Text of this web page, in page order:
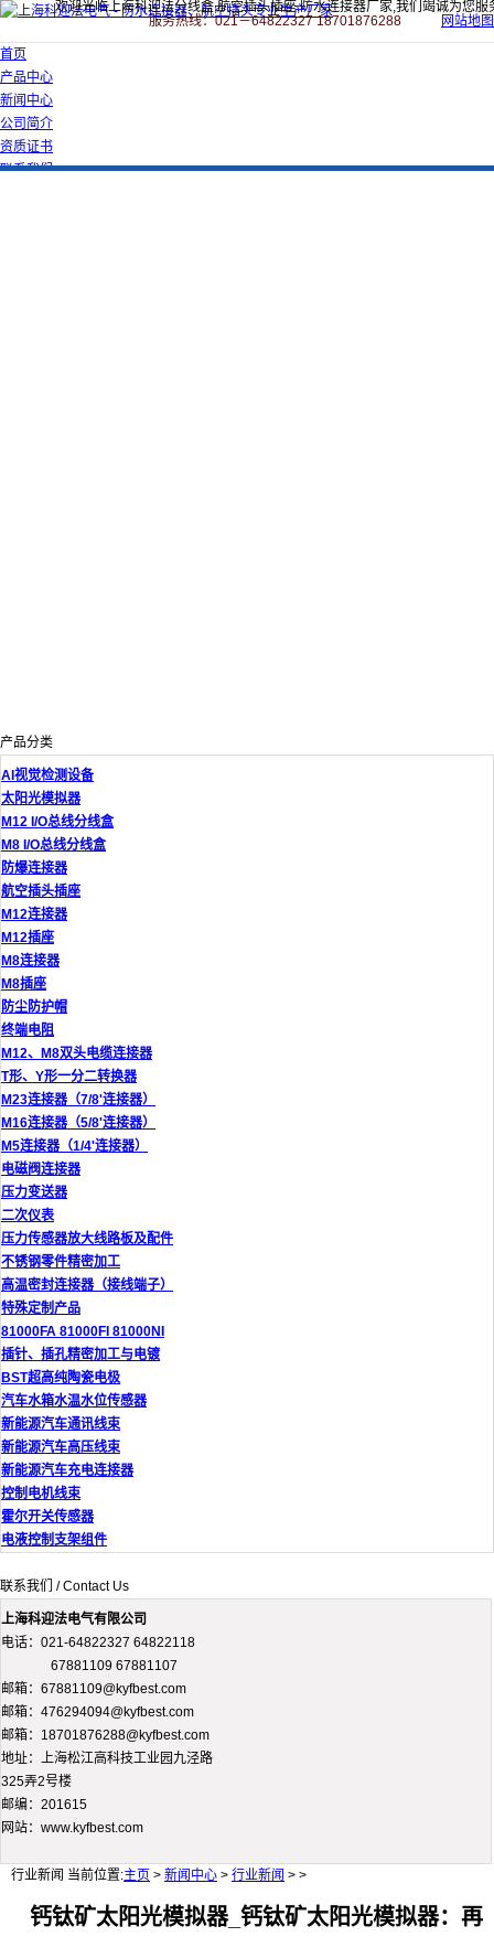
欢迎光临上海科迎法分线盒,航空插头插座,防水连接器厂家,我们竭诚为您服
服务热线：021－64822327 18701876288
网站地图
首页
产品中心
新闻中心
公司简介
资质证书
联系我们
产品分类
AI视觉检测设备
太阳光模拟器
M12 I/O总线分线盒
M8 I/O总线分线盒
防爆连接器
航空插头插座
M12连接器
M12插座
M8连接器
M8插座
防尘防护帽
终端电阻
M12、M8双头电缆连接器
T形、Y形一分二转换器
M23连接器（7/8'连接器）
M16连接器（5/8'连接器）
M5连接器（1/4'连接器）
电磁阀连接器
压力变送器
二次仪表
压力传感器放大线路板及配件
不锈钢零件精密加工
高温密封连接器（接线端子）
特殊定制产品
81000FA 81000FI 81000NI
插针、插孔精密加工与电镀
BST超高纯陶瓷电极
汽车水箱水温水位传感器
新能源汽车通讯线束
新能源汽车高压线束
新能源汽车充电连接器
控制电机线束
霍尔开关传感器
电液控制支架组件
联系我们 / Contact Us
上海科迎法电气有限公司
电话：021-64822327 64822118
67881109 67881107
邮箱：67881109@kyfbest.com
邮箱：476294094@kyfbest.com
邮箱：18701876288@kyfbest.com
地址：上海松江高科技工业园九泾路
325弄2号楼
邮编：201615
网站：www.kyfbest.com
行业新闻 当前位置:主页 > 新闻中心 > 行业新闻 > >
钙钛矿太阳光模拟器_钙钛矿太阳光模拟器：再